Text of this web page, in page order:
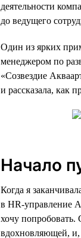
деятельности
до ведущего
Один из ярких
менеджером по
«Созвездие
и рассказала, как
Начало
Когда я
в HR-управление
хочу
вдохновляющей, и,